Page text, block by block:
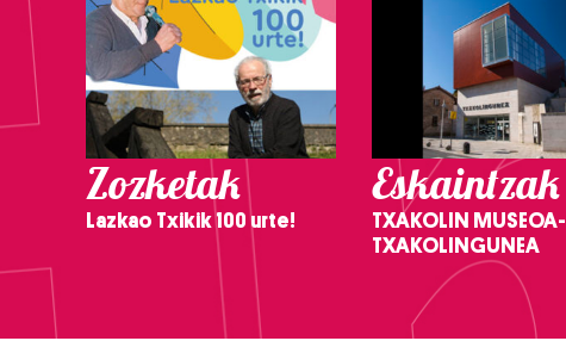
Zozketak
Lazkao Txikik 100 urte!
Eskaintzak
TXAKOLIN MUSEOA-
TXAKOLINGUNEA